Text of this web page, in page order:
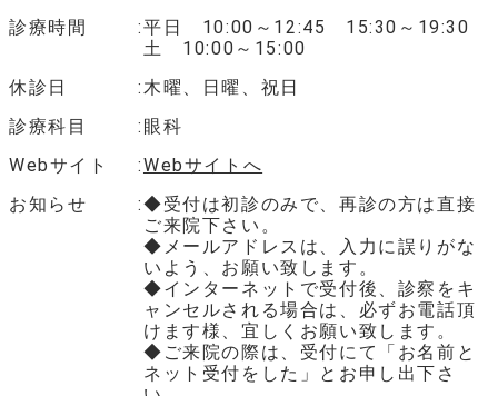
診療時間
平日 10:00～12:45 15:30～19:30
土 10:00～15:00
休診日
木曜、日曜、祝日
診療科目
眼科
Webサイト
Webサイトへ
お知らせ
◆受付は初診のみで、再診の方は直接
ご来院下さい。
◆メールアドレスは、入力に誤りがな
いよう、お願い致します。
◆インターネットで受付後、診察をキ
ャンセルされる場合は、必ずお電話頂
けます様、宜しくお願い致します。
◆ご来院の際は、受付にて「お名前と
ネット受付をした」とお申し出下さ